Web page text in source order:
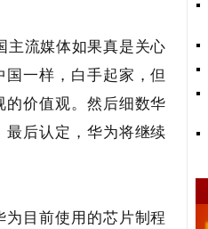
主流媒体如果真是关心
一样，白手起家，但
价值观。然后细数华
后认定，华为将继续
目前使用的芯片制程